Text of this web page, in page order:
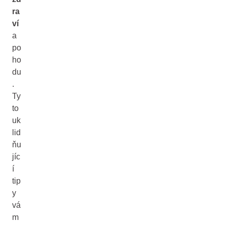
ra
ví
a
po
ho
du
.
Ty
to
uk
lid
ňu
jíc
í
tip
y
vá
m